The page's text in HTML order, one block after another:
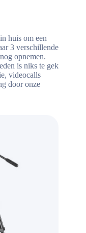
huis om een
3 verschillende
opnemen.
is niks te gek
videocalls
door onze